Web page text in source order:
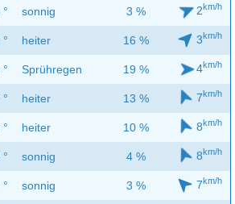
sonnig 3 % 2km/h
heiter 16 % 3km/h
Sprühregen 19 % 4km/h
heiter 13 % 7km/h
heiter 10 % 8km/h
sonnig 4 % 8km/h
sonnig 3 % 7km/h